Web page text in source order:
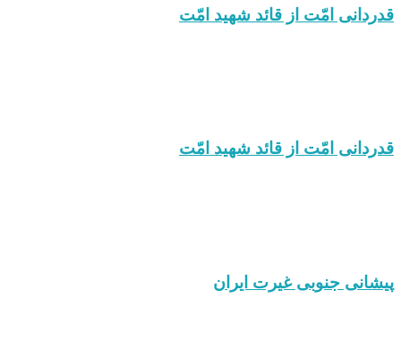
قدردانی امّت از قائد شهید امّت
قدردانی امّت از قائد شهید امّت
پیشانی جنوبی غیرت ایران